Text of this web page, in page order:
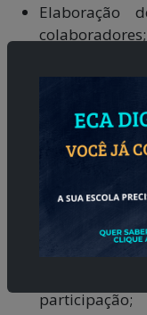
Elaboração
colaboradores;
Consultoria
anonimização
segurança
prevenção
Elaboração
diligence dos
Cursos,
ou equipe,
participação;